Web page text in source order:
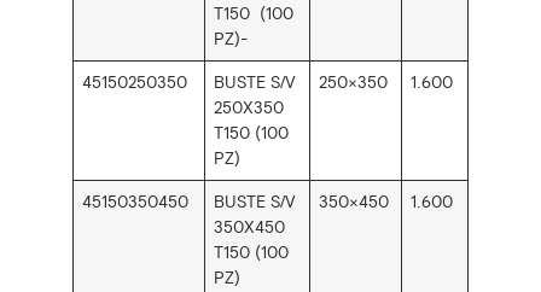
T150 (100
PZ)-
45150250350
BUSTE S/V
250X350
T150 (100
PZ)
250×350 1.600
45150350450
BUSTE S/V
350X450
T150 (100
PZ)
350×450 1.600